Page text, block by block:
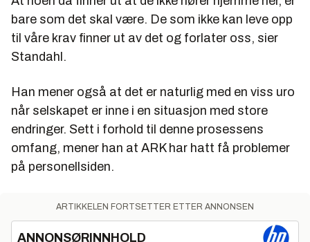
bare som det skal være. De som ikke kan leve opp
til våre krav finner ut av det og forlater oss, sier
Standahl.
Han mener også at det er naturlig med en viss uro
når selskapet er inne i en situasjon med store
endringer. Sett i forhold til denne prosessens
omfang, mener han at ARK har hatt få problemer
på personellsiden.
ARTIKKELEN FORTSETTER ETTER ANNONSEN
ANNONSØRINNHOLD